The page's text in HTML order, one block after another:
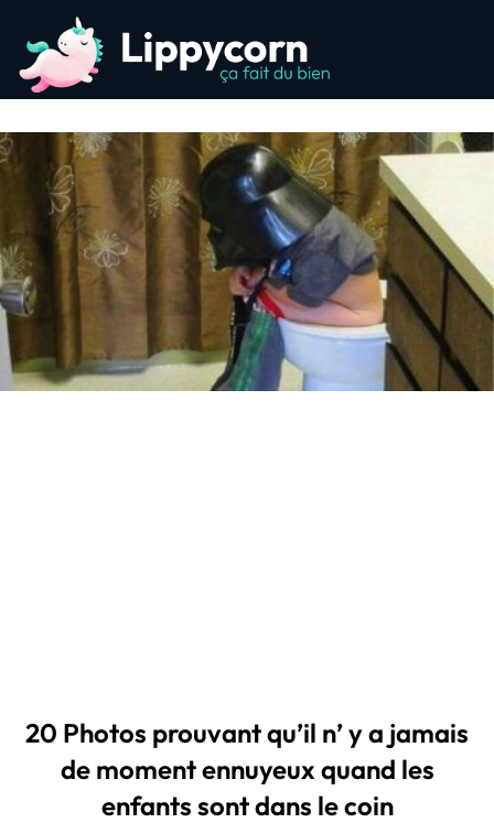
20 Photos prouvant qu’il n’ y a jamais
de moment ennuyeux quand les
enfants sont dans le coin